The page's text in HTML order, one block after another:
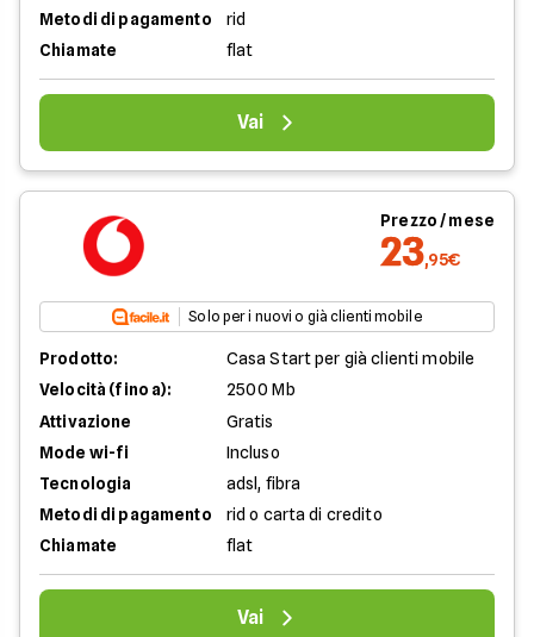
Metodi di pagamento
rid
Chiamate
flat
Vai
Prezzo / mese
23,95€
Solo per i nuovi o già clienti mobile
Prodotto:
Casa Start per già clienti mobile
Velocità (fino a):
2500 Mb
Attivazione
Gratis
Mode wi-fi
Incluso
Tecnologia
adsl, fibra
Metodi di pagamento
rid o carta di credito
Chiamate
flat
Vai